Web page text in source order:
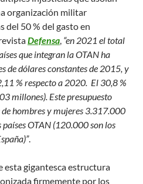
organización militar
del 50 % del gasto en
Defensa, “en 2021 el total
que integran la OTAN ha
de dólares constantes de 2015, y
% respecto a 2020. El 30,8 %
millones). Este presupuesto
hombres y mujeres 3.317.000
OTAN (120.000 son los
.
esta gigantesca estructura
firmemente por los